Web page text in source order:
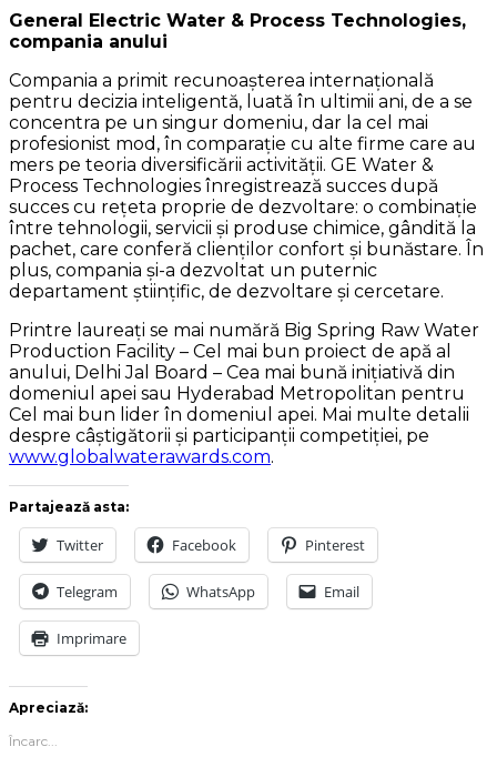
General Electric Water & Process Technologies,
compania anului
Compania a primit recunoaşterea internaţională
pentru decizia inteligentă, luată în ultimii ani, de a se
concentra pe un singur domeniu, dar la cel mai
profesionist mod, în comparaţie cu alte firme care au
mers pe teoria diversificării activităţii. GE Water &
Process Technologies înregistrează succes după
succes cu reţeta proprie de dezvoltare: o combinaţie
între tehnologii, servicii şi produse chimice, gândită la
pachet, care conferă clienţilor confort şi bunăstare. În
plus, compania şi-a dezvoltat un puternic
departament ştiinţific, de dezvoltare şi cercetare.
Printre laureaţi se mai numără Big Spring Raw Water
Production Facility – Cel mai bun proiect de apă al
anului, Delhi Jal Board – Cea mai bună iniţiativă din
domeniul apei sau Hyderabad Metropolitan pentru
Cel mai bun lider în domeniul apei. Mai multe detalii
despre câștigătorii și participanții competiției, pe
www.globalwaterawards.com.
Partajează asta:
Twitter Facebook Pinterest
Telegram WhatsApp Email
Imprimare
Apreciază:
Încarc...